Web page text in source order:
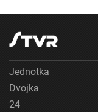
Jednotka
Dvojka
24